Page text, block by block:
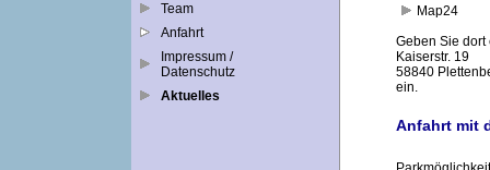
Team
Anfahrt
Impressum /
Datenschutz
Aktuelles
Map24
Geben Sie
Kaiserstr. 19
58840
ein.
Anfahrt mit